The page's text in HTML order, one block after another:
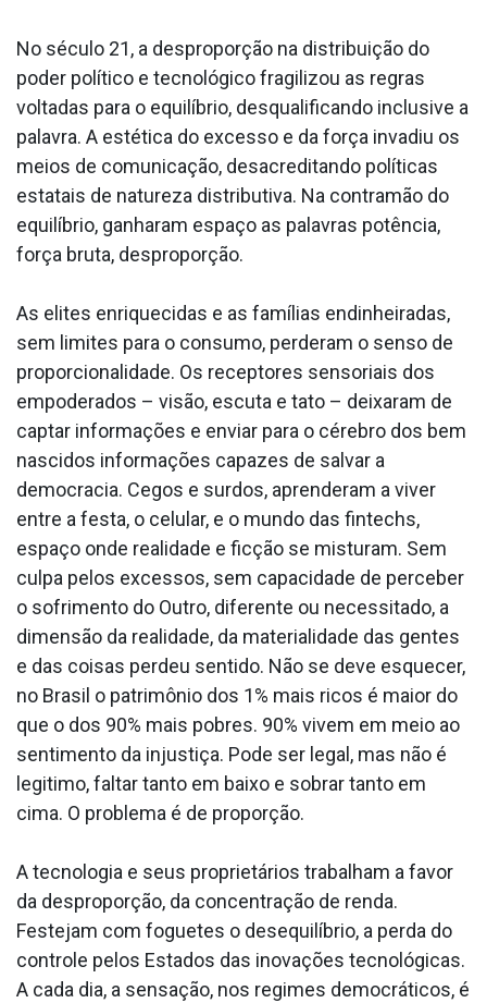
No século 21, a desproporção na distribuição do
poder político e tecnológico fragilizou as regras
voltadas para o equilíbrio, desqualificando inclusive a
palavra. A estética do excesso e da força invadiu os
meios de comunicação, desacreditando políticas
estatais de natureza distributiva. Na contramão do
equilíbrio, ganharam espaço as palavras potência,
força bruta, desproporção.
As elites enriquecidas e as famílias endinheiradas,
sem limites para o consumo, perderam o senso de
proporcionalidade. Os receptores sensoriais dos
empoderados – visão, escuta e tato – deixaram de
captar informações e enviar para o cérebro dos bem
nascidos informações capazes de salvar a
democracia. Cegos e surdos, aprenderam a viver
entre a festa, o celular, e o mundo das fintechs,
espaço onde realidade e ficção se misturam. Sem
culpa pelos excessos, sem capacidade de perceber
o sofrimento do Outro, diferente ou necessitado, a
dimensão da realidade, da materialidade das gentes
e das coisas perdeu sentido. Não se deve esquecer,
no Brasil o patrimônio dos 1% mais ricos é maior do
que o dos 90% mais pobres. 90% vivem em meio ao
sentimento da injustiça. Pode ser legal, mas não é
legitimo, faltar tanto em baixo e sobrar tanto em
cima. O problema é de proporção.
A tecnologia e seus proprietários trabalham a favor
da desproporção, da concentração de renda.
Festejam com foguetes o desequilíbrio, a perda do
controle pelos Estados das inovações tecnológicas.
A cada dia, a sensação, nos regimes democráticos, é